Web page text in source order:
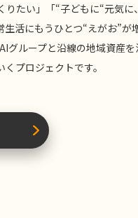
たい」「“子どもに“元気に
活にもうひとつ“えがお”が
グループと沿線の地域資産
プロジェクトです。